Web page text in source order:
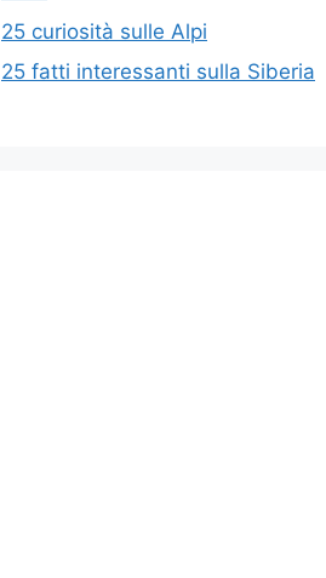
25 curiosità sulle Alpi
25 fatti interessanti sulla Siberia